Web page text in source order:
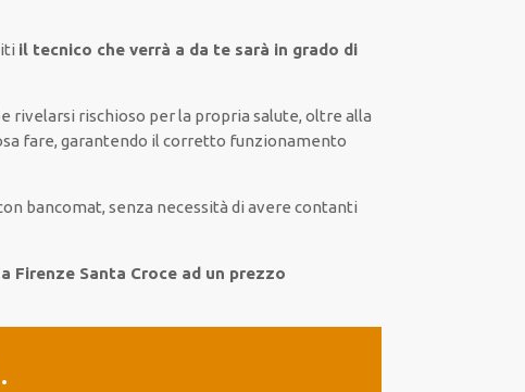
il tecnico che verrà a da te sarà in grado di
rivelarsi rischioso per la propriasalute, oltre alla
fare, garantendo ilcorretto funzionamento
bancomat, senza necessità diavere contanti
Firenze Santa Croce ad un prezzo